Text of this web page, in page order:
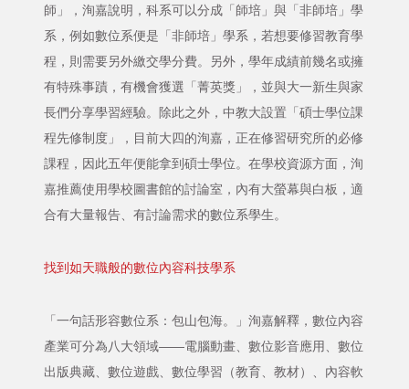
師」，洵嘉說明，科系可以分成「師培」與「非師培」學
系，例如數位系便是「非師培」學系，若想要修習教育學
程，則需要另外繳交學分費。另外，學年成績前幾名或擁
有特殊事蹟，有機會獲選「菁英獎」，並與大一新生與家
長們分享學習經驗。除此之外，中教大設置「碩士學位課
程先修制度」，目前大四的洵嘉，正在修習研究所的必修
課程，因此五年便能拿到碩士學位。在學校資源方面，洵
嘉推薦使用學校圖書館的討論室，內有大螢幕與白板，適
合有大量報告、有討論需求的數位系學生。
找到如天職般的數位內容科技學系
「一句話形容數位系：包山包海。」洵嘉解釋，數位內容
產業可分為八大領域——電腦動畫、數位影音應用、數位
出版典藏、數位遊戲、數位學習（教育、教材）、內容軟